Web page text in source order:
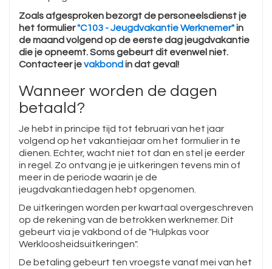
Zoals afgesproken bezorgt de personeelsdienst je
het formulier"C103 - Jeugdvakantie Werknemer"in
de maand volgend op de eerste dag jeugdvakantie
die je opneemt. Soms gebeurt dit evenwel niet.
Contacteer jevakbond in dat geval!
Wanneer worden de dagen
betaald?
Je hebt in principe tijd tot februari van het jaar
volgend op het vakantiejaar om het formulier in te
dienen. Echter, wacht niet tot dan en stel je eerder
in regel. Zo ontvang je je uitkeringen tevens min of
meer in de periode waarin je de
jeugdvakantiedagen hebt opgenomen.
De uitkeringen worden per kwartaal overgeschreven
op de rekening van de betrokken werknemer. Dit
gebeurt via je vakbond of de "Hulpkas voor
Werkloosheidsuitkeringen".
De betaling gebeurt ten vroegste vanaf mei van het